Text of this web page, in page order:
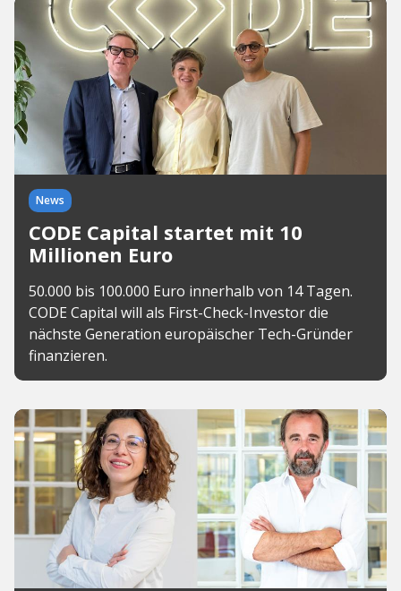
News
CODE Capital startet mit 10
Millionen Euro
50.000 bis 100.000 Euro innerhalb von 14 Tagen.
CODE Capital will als First-Check-Investor die
nächste Generation europäischer Tech-Gründer
finanzieren.